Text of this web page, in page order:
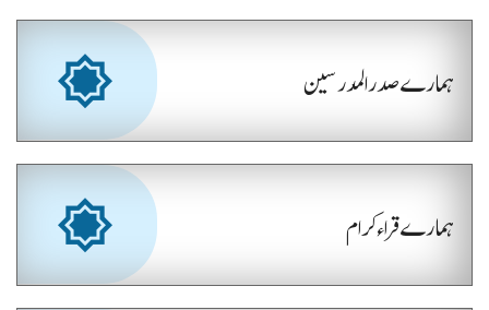
ہمارے صدر المدرسین
ہمارے قراء کرام